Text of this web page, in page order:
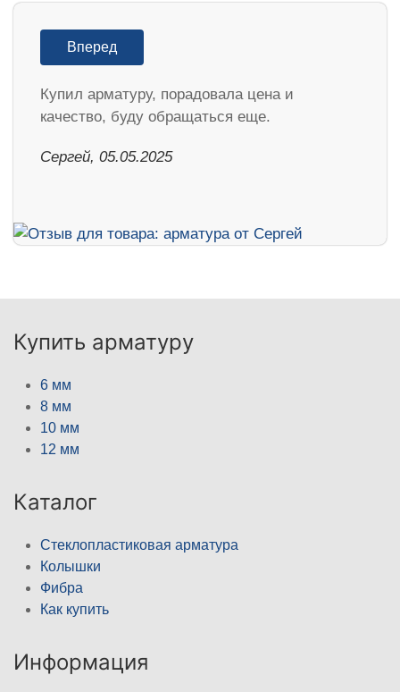
Вперед
Купил арматуру, порадовала цена и
качество, буду обращаться еще.
Сергей, 05.05.2025
Купить арматуру
6 мм
8 мм
10 мм
12 мм
Каталог
Стеклопластиковая арматура
Колышки
Фибра
Как купить
Информация